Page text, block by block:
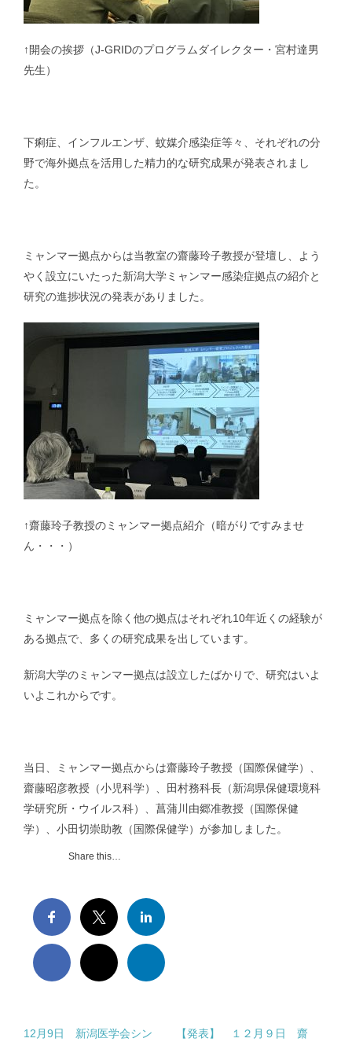
論文｜Publications
ミャンマー｜Myanmar
マレーシア｜Malaysia
ロシア｜Russia｜中国｜China
その他｜Other
過去の卒業生紹介｜Graduate
↑開会の挨拶（J-GRIDのプログラムダイレクター・宮村達男
先生）
下痢症、インフルエンザ、蚊媒介感染症等々、それぞれの分
野で海外拠点を活用した精力的な研究成果が発表されまし
た。
ミャンマー拠点からは当教室の齋藤玲子教授が登壇し、よう
やく設立にいたった新潟大学ミャンマー感染症拠点の紹介と
研究の進捗状況の発表がありました。
↑齋藤玲子教授のミャンマー拠点紹介（暗がりですみませ
ん・・・）
ミャンマー拠点を除く他の拠点はそれぞれ10年近くの経験が
ある拠点で、多くの研究成果を出しています。
新潟大学のミャンマー拠点は設立したばかりで、研究はいよ
いよこれからです。
当日、ミャンマー拠点からは齋藤玲子教授（国際保健学）、
齋藤昭彦教授（小児科学）、田村務科長（新潟県保健環境科
学研究所・ウイルス科）、菖蒲川由郷准教授（国際保健
学）、小田切崇助教（国際保健学）が参加しました。
Share this…
12月9日 新潟医学会シン
【発表】 １２月９日 齋